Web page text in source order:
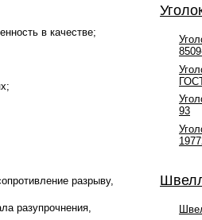
в качестве;
разрыву,
разупрочнения,
93